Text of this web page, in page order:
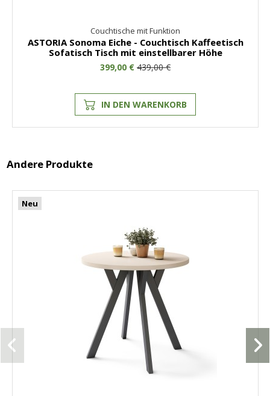
Couchtische mit Funktion
ASTORIA Sonoma Eiche - Couchtisch Kaffeetisch
Sofatisch Tisch mit einstellbarer Höhe
399,00 € 439,00 €
IN DEN WARENKORB
Andere Produkte
Neu